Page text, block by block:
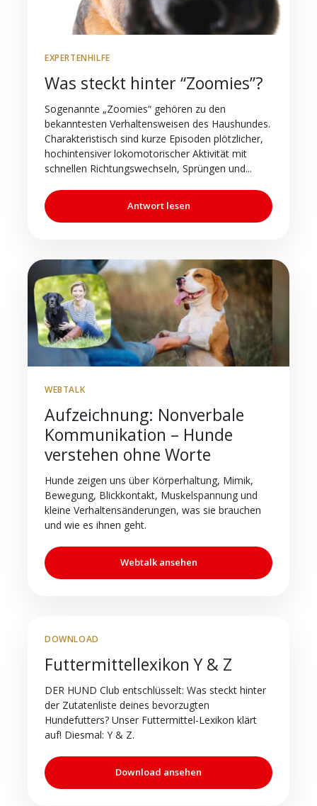
EXPERTENHILFE
Was steckt hinter “Zoomies”?
Sogenannte „Zoomies“ gehören zu den
bekanntesten Verhaltensweisen des Haushundes.
Charakteristisch sind kurze Episoden plötzlicher,
hochintensiver lokomotorischer Aktivität mit
schnellen Richtungswechseln, Sprüngen und...
Antwort lesen
WEBTALK
Aufzeichnung: Nonverbale
Kommunikation – Hunde
verstehen ohne Worte
Hunde zeigen uns über Körperhaltung, Mimik,
Bewegung, Blickkontakt, Muskelspannung und
kleine Verhaltensänderungen, was sie brauchen
und wie es ihnen geht.
Webtalk ansehen
DOWNLOAD
Futtermittellexikon Y & Z
DER HUND Club entschlüsselt: Was steckt hinter
der Zutatenliste deines bevorzugten
Hundefutters? Unser Futtermittel-Lexikon klärt
auf! Diesmal: Y & Z.
Download ansehen